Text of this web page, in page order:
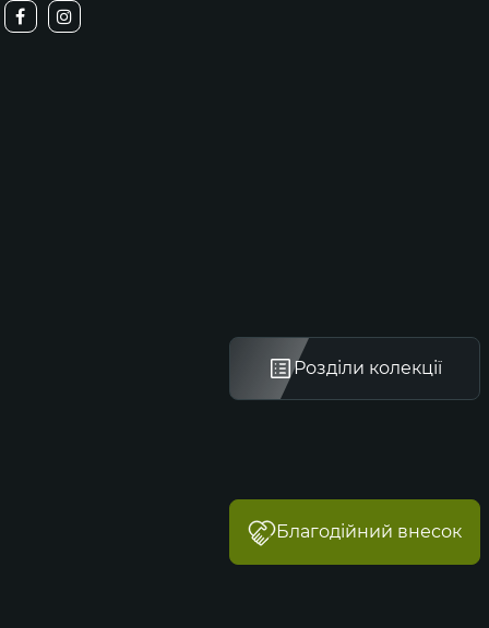
Благодійний внесок
Розділи колекції